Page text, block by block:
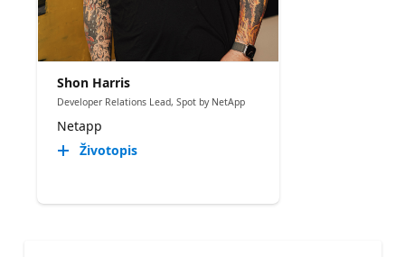
Shon Harris
Developer Relations Lead, Spot by NetApp
Netapp
Životopis